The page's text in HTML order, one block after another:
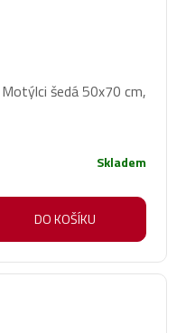
šedá 50x70 cm,
Skladem
DO KOŠÍKU